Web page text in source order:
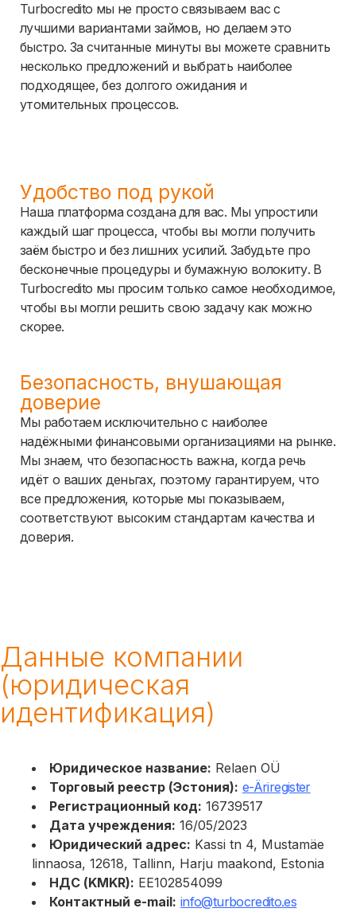
Turbocredito мы не просто связываем вас с
лучшими вариантами займов, но делаем это
быстро. За считанные минуты вы можете сравнить
несколько предложений и выбрать наиболее
подходящее, без долгого ожидания и
утомительных процессов.
Удобство под рукой
Наша платформа создана для вас. Мы упростили
каждый шаг процесса, чтобы вы могли получить
заём быстро и без лишних усилий. Забудьте про
бесконечные процедуры и бумажную волокиту. В
Turbocredito мы просим только самое необходимое,
чтобы вы могли решить свою задачу как можно
скорее.
Безопасность, внушающая
доверие
Мы работаем исключительно с наиболее
надёжными финансовыми организациями на рынке.
Мы знаем, что безопасность важна, когда речь
идёт о ваших деньгах, поэтому гарантируем, что
все предложения, которые мы показываем,
соответствуют высоким стандартам качества и
доверия.
Данные компании
(юридическая
идентификация)
Юридическое название: Relaen OÜ
Торговый реестр (Эстония): e-Äriregister
Регистрационный код: 16739517
Дата учреждения: 16/05/2023
Юридический адрес: Kassi tn 4, Mustamäe
linnaosa, 12618, Tallinn, Harju maakond, Estonia
НДС (KMKR): EE102854099
Контактный e-mail: info@turbocredito.es